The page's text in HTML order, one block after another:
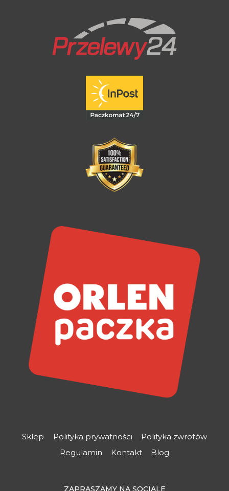
Sklep Polityka prywatności
Polityka zwrotów
Regulamin
Kontakt Blog
ZAPRASZAMY NA SOCIALE